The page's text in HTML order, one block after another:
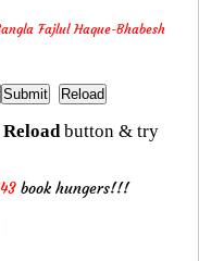
Fajlul Haque-Bhabesh
Reloadbutton & try
book hungers!!!